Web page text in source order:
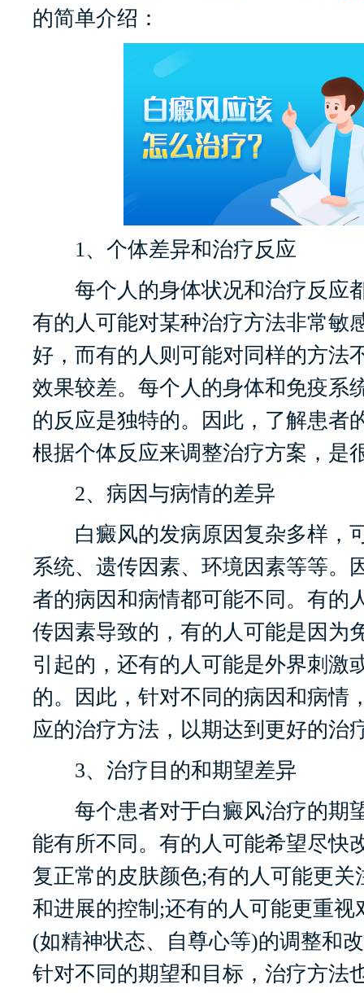
的简单介绍：
1、个体差异和治疗反应
每个人的身体状况和治疗反应
有的人可能对某种治疗方法非常敏
好，而有的人则可能对同样的方法
效果较差。每个人的身体和免疫系
的反应是独特的。因此，了解患者
根据个体反应来调整治疗方案，是
2、病因与病情的差异
白癜风的发病原因复杂多样，
系统、遗传因素、环境因素等等。
者的病因和病情都可能不同。有的
传因素导致的，有的人可能是因为
引起的，还有的人可能是外界刺激
的。因此，针对不同的病因和病情
应的治疗方法，以期达到更好的治
3、治疗目的和期望差异
每个患者对于白癜风治疗的期
能有所不同。有的人可能希望尽快
复正常的皮肤颜色;有的人可能更关
和进展的控制;还有的人可能更重视
(如精神状态、自尊心等)的调整和
针对不同的期望和目标，治疗方法